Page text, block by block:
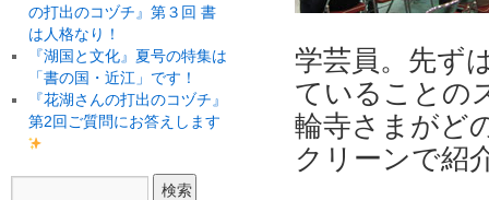
学芸員。先ず
ていることの
輪寺さまがど
クリーンで紹
の打出のコヅチ』第３回 書
は人格なり！
『湖国と文化』夏号の特集は
「書の国・近江」です！
『花湖さんの打出のコヅチ』
第2回ご質問にお答えします